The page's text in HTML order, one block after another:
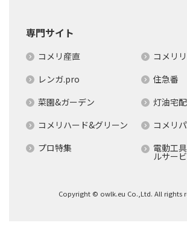
専門サイト
コメリ産直
コメリ
レンガ.pro
住急番
菜園&ガーデン
灯油宅配
コメリハード&グリーン
コメリ
プロ特集
電動工
ルサー
Copyright © owlk.eu Co.,Ltd. All rights